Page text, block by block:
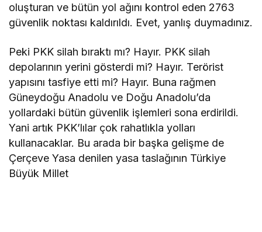
oluşturan ve bütün yol ağını kontrol eden 2763
güvenlik noktası kaldırıldı. Evet, yanlış duymadınız.
Peki PKK silah bıraktı mı? Hayır. PKK silah
depolarının yerini gösterdi mi? Hayır. Terörist
yapısını tasfiye etti mi? Hayır. Buna rağmen
Güneydoğu Anadolu ve Doğu Anadolu’da
yollardaki bütün güvenlik işlemleri sona erdirildi.
Yani artık PKK’lılar çok rahatlıkla yolları
kullanacaklar. Bu arada bir başka gelişme de
Çerçeve Yasa denilen yasa taslağının Türkiye
Büyük Millet